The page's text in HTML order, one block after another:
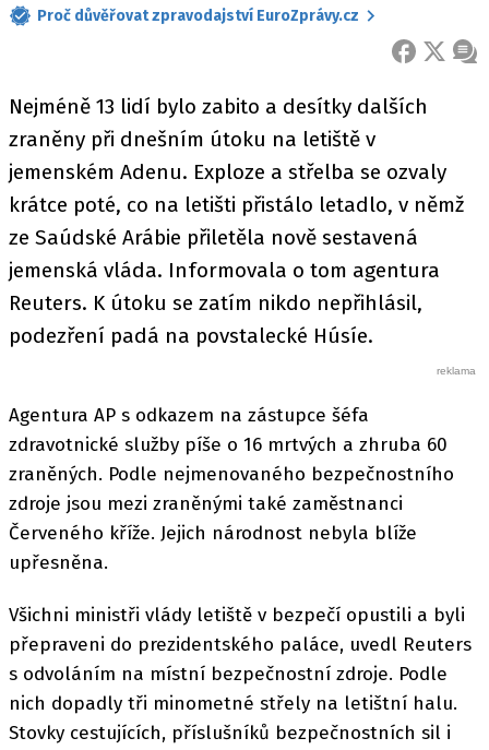
Proč důvěřovat zpravodajství EuroZprávy.cz
FACEBOOK
X
Nejméně 13 lidí bylo zabito a desítky dalších
zraněny při dnešním útoku na letiště v
jemenském Adenu. Exploze a střelba se ozvaly
krátce poté, co na letišti přistálo letadlo, v němž
ze Saúdské Arábie přiletěla nově sestavená
jemenská vláda. Informovala o tom agentura
Reuters. K útoku se zatím nikdo nepřihlásil,
podezření padá na povstalecké Húsíe.
Agentura AP s odkazem na zástupce šéfa
zdravotnické služby píše o 16 mrtvých a zhruba 60
zraněných. Podle nejmenovaného bezpečnostního
zdroje jsou mezi zraněnými také zaměstnanci
Červeného kříže. Jejich národnost nebyla blíže
upřesněna.
Všichni ministři vlády letiště v bezpečí opustili a byli
přepraveni do prezidentského paláce, uvedl Reuters
s odvoláním na místní bezpečnostní zdroje. Podle
nich dopadly tři minometné střely na letištní halu.
Stovky cestujících, příslušníků bezpečnostních sil i